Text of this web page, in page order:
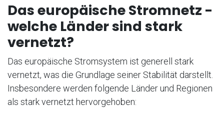
Das europäische Stromnetz -
welche Länder sind stark
vernetzt?
Das europäische Stromsystem ist generell stark
vernetzt, was die Grundlage seiner Stabilität darstellt.
Insbesondere werden folgende Länder und Regionen
als stark vernetzt hervorgehoben: